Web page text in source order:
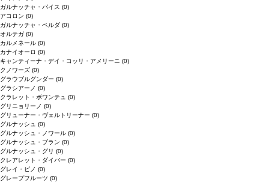
ガルナッチャ・パイス (0)
アコロン (0)
ガルナッチャ・ペルダ (0)
オルテガ (0)
カルメネール (0)
カナイオーロ (0)
キャンティーナ・デイ・コッリ・アメリーニ (0)
クノワーズ (0)
グラウブルグンダー (0)
グラシアーノ (0)
クラレット・ボワンテュ (0)
グリニョリーノ (0)
グリューナー・ヴェルトリーナー (0)
グルナッシュ (0)
グルナッシュ・ノワール (0)
グルナッシュ・ブラン (0)
グルナッシュ・グリ (0)
クレアレット・ダイバー (0)
グレイ・ピノ (0)
グレープフルーツ (0)